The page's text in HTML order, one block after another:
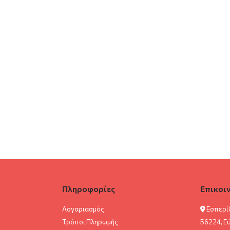
Πληροφορίες
Λογαριασμός
Τρόποι Πληρωμής
56224,